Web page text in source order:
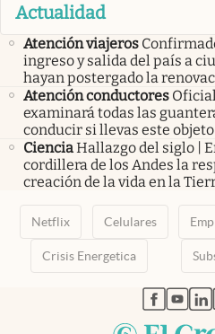
Actualidad
Atención viajeros
ingreso y salida del país a
hayan postergado la
Atención conductores
examinará todas las
conducir si llevas este
CienciaHallazgo del siglo |
cordillera de los Andes la
creación de la vida en la
Netflix Celulares
Crisis Energetica
abre en